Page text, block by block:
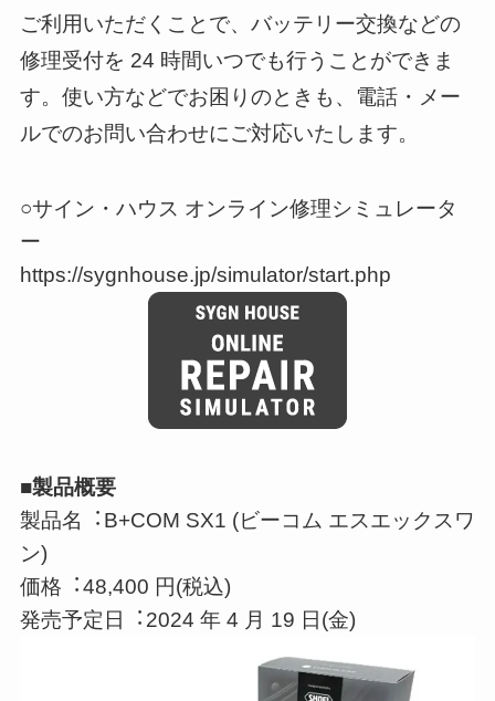
ご利用いただくことで、バッテリー交換などの
修理受付を 24 時間いつでも行うことができま
す。使い方などでお困りのときも、電話・メー
ルでのお問い合わせにご対応いたします。
○サイン・ハウス オンライン修理シミュレータ
ー
https://sygnhouse.jp/simulator/start.php
■製品概要
製品名︓B+COM SX1 (ビーコム エスエックスワ
ン)
価格︓48,400 円(税込)
発売予定日︓2024 年 4 月 19 日(金)